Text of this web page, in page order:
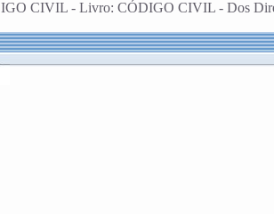
CIVIL - Livro: CÓDIGO CIVIL - Dos